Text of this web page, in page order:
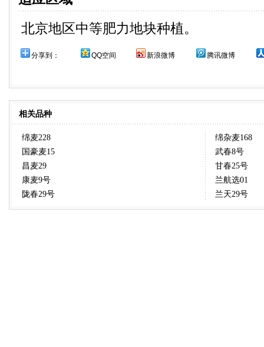
北京地区中等肥力地块种植。
分享到： QQ空间 新浪微博 腾讯微博
相关品种
绵麦228
国豪麦15
昌麦29
康麦9号
陇春29号
绵杂麦168
武春8号
甘春25号
兰航选01
兰天29号